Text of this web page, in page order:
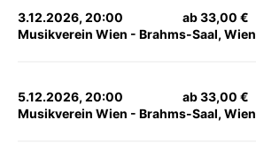
3.12.2026, 20:00
Musikverein Wien - Brahms-Saal, Wien
ab 33,00 €
5.12.2026, 20:00
Musikverein Wien - Brahms-Saal, Wien
ab 33,00 €